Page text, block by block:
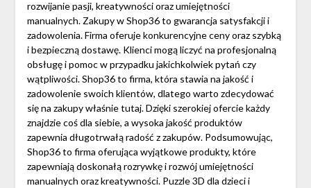
rozwijanie pasji, kreatywności oraz umiejętności
manualnych. Zakupy w Shop36 to gwarancja satysfakcji i
zadowolenia. Firma oferuje konkurencyjne ceny oraz szybką
i bezpieczną dostawę. Klienci mogą liczyć na profesjonalną
obsługę i pomoc w przypadku jakichkolwiek pytań czy
wątpliwości. Shop36 to firma, która stawia na jakość i
zadowolenie swoich klientów, dlatego warto zdecydować
się na zakupy właśnie tutaj. Dzięki szerokiej ofercie każdy
znajdzie coś dla siebie, a wysoka jakość produktów
zapewnia długotrwałą radość z zakupów. Podsumowując,
Shop36 to firma oferująca wyjątkowe produkty, które
zapewniają doskonałą rozrywkę i rozwój umiejętności
manualnych oraz kreatywności. Puzzle 3D dla dzieci i